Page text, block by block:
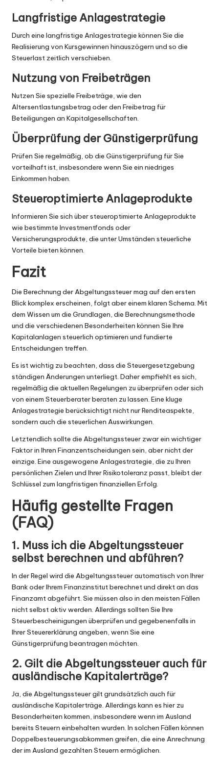
Langfristige Anlagestrategie
Durch eine langfristige Anlagestrategie können Sie die
Realisierung von Kursgewinnen hinauszögern und so die
Steuerlast zeitlich verschieben.
Nutzung von Freibeträgen
Nutzen Sie spezielle Freibeträge, wie den
Altersentlastungsbetrag oder den Freibetrag für
Beteiligungen an Kapitalgesellschaften.
Überprüfung der Günstigerprüfung
Prüfen Sie regelmäßig, ob die Günstigerprüfung für Sie
vorteilhaft ist, insbesondere wenn Sie ein niedriges
Einkommen haben.
Steueroptimierte Anlageprodukte
Informieren Sie sich über steueroptimierte Anlageprodukte
wie bestimmte Investmentfonds oder
Versicherungsprodukte, die unter Umständen steuerliche
Vorteile bieten können.
Fazit
Die Berechnung der Abgeltungssteuer mag auf den ersten
Blick komplex erscheinen, folgt aber einem klaren Schema. Mit
dem Wissen um die Grundlagen, die Berechnungsmethode
und die verschiedenen Besonderheiten können Sie Ihre
Kapitalanlagen steuerlich optimieren und fundierte
Entscheidungen treffen.
Es ist wichtig zu beachten, dass die Steuergesetzgebung
ständigen Änderungen unterliegt. Daher empfiehlt es sich,
regelmäßig die aktuellen Regelungen zu überprüfen oder sich
von einem Steuerberater beraten zu lassen. Eine kluge
Anlagestrategie berücksichtigt nicht nur Renditeaspekte,
sondern auch die steuerlichen Auswirkungen.
Letztendlich sollte die Abgeltungssteuer zwar ein wichtiger
Faktor in Ihren Finanzentscheidungen sein, aber nicht der
einzige. Eine ausgewogene Anlagestrategie, die zu Ihren
persönlichen Zielen und Ihrer Risikotoleranz passt, bleibt der
Schlüssel zum langfristigen finanziellen Erfolg.
Häufig gestellte Fragen
(FAQ)
1. Muss ich die Abgeltungssteuer
selbst berechnen und abführen?
In der Regel wird die Abgeltungssteuer automatisch von Ihrer
Bank oder Ihrem Finanzinstitut berechnet und direkt an das
Finanzamt abgeführt. Sie müssen also in den meisten Fällen
nicht selbst aktiv werden. Allerdings sollten Sie Ihre
Steuerbescheinigungen überprüfen und gegebenenfalls in
Ihrer Steuererklärung angeben, wenn Sie eine
Günstigerprüfung beantragen möchten.
2. Gilt die Abgeltungssteuer auch für
ausländische Kapitalerträge?
Ja, die Abgeltungssteuer gilt grundsätzlich auch für
ausländische Kapitalerträge. Allerdings kann es hier zu
Besonderheiten kommen, insbesondere wenn im Ausland
bereits Steuern einbehalten wurden. In solchen Fällen können
Doppelbesteuerungsabkommen greifen, die eine Anrechnung
der im Ausland gezahlten Steuern ermöglichen.